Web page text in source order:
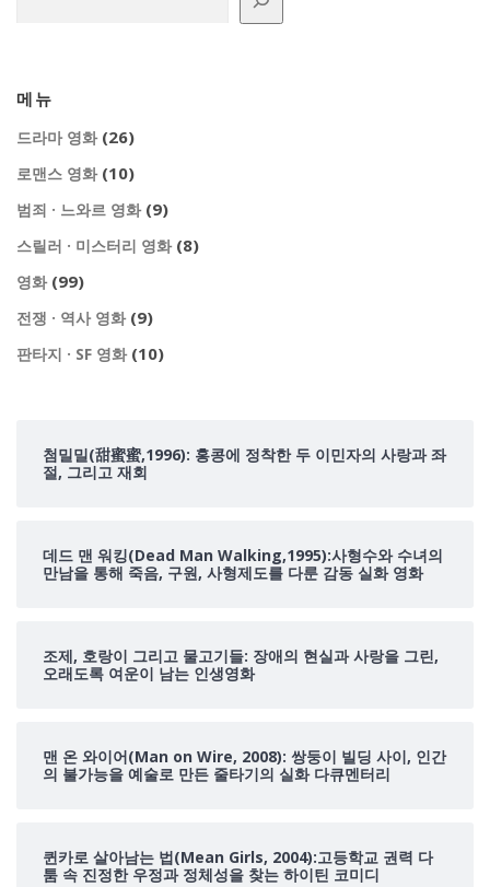
메뉴
드라마 영화(26)
로맨스 영화(10)
범죄 · 느와르 영화(9)
스릴러 · 미스터리 영화(8)
영화(99)
전쟁 · 역사 영화(9)
판타지 · SF 영화(10)
첨밀밀(甜蜜蜜,1996): 홍콩에 정착한 두 이민자의 사랑과 좌
절, 그리고 재회
데드 맨 워킹(Dead Man Walking,1995):사형수와 수녀의
만남을 통해 죽음, 구원, 사형제도를 다룬 감동 실화 영화
조제, 호랑이 그리고 물고기들: 장애의 현실과 사랑을 그린,
오래도록 여운이 남는 인생영화
맨 온 와이어(Man on Wire, 2008): 쌍둥이 빌딩 사이, 인간
의 불가능을 예술로 만든 줄타기의 실화 다큐멘터리
퀸카로 살아남는 법(Mean Girls, 2004):고등학교 권력 다
툼 속 진정한 우정과 정체성을 찾는 하이틴 코미디